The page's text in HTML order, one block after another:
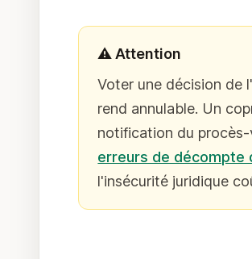
⚠️ Attention
Voter une décision de
rend annulable. Un
notification du procès-
erreurs de décompte
l'insécurité juridique